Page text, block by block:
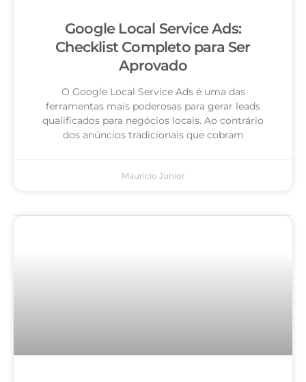
Google Local Service Ads:
Checklist Completo para Ser
Aprovado
O Google Local Service Ads é uma das
ferramentas mais poderosas para gerar leads
qualificados para negócios locais. Ao contrário
dos anúncios tradicionais que cobram
Mauricio Junior